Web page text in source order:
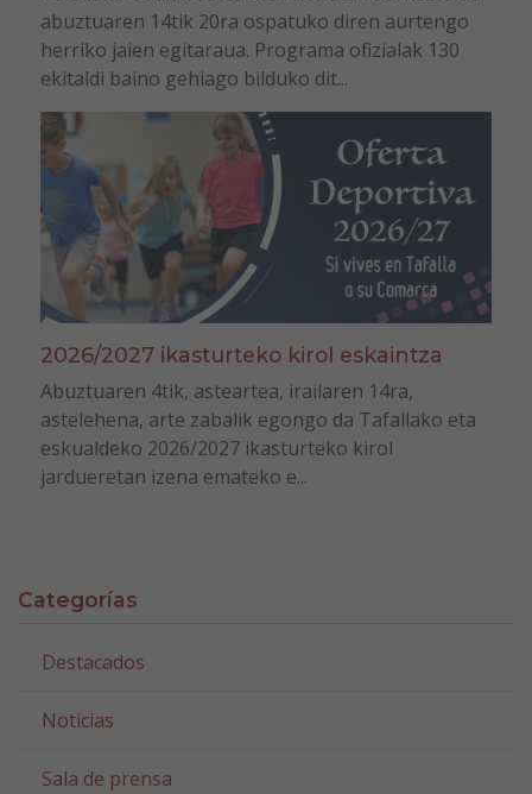
abuztuaren 14tik 20ra ospatuko diren aurtengo
herriko jaien egitaraua. Programa ofizialak 130
ekitaldi baino gehiago bilduko dit...
2026/2027 ikasturteko kirol eskaintza
Abuztuaren 4tik, asteartea, irailaren 14ra,
astelehena, arte zabalik egongo da Tafallako eta
eskualdeko 2026/2027 ikasturteko kirol
jardueretan izena emateko e...
Categorías
Destacados
Noticias
Sala de prensa